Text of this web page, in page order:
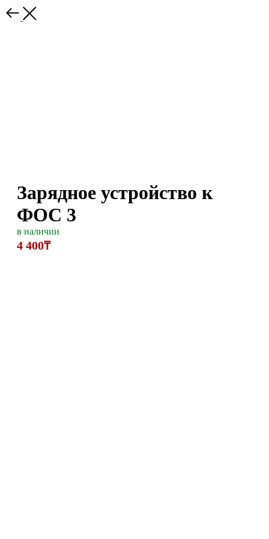
Зарядное устройство к
ФОС 3
в наличии
4 400₸